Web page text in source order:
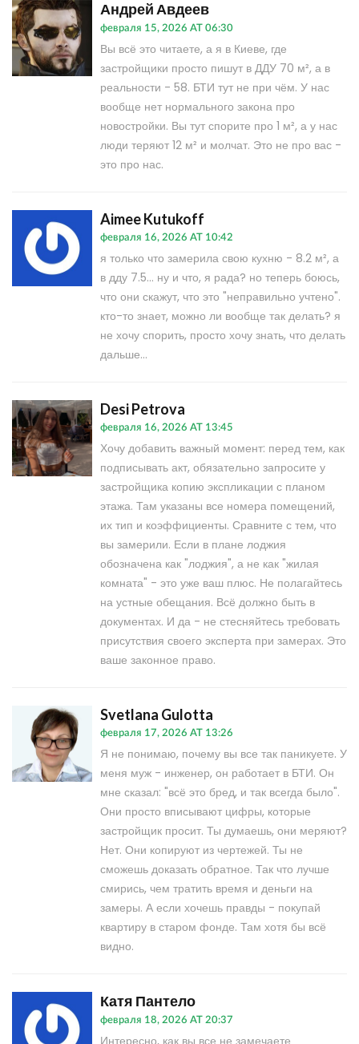
Андрей Авдеев
февраля 15, 2026 AT 06:30
Вы всё это читаете, а я в Киеве, где
застройщики просто пишут в ДДУ 70 м², а в
реальности - 58. БТИ тут не при чём. У нас
вообще нет нормального закона про
новостройки. Вы тут спорите про 1 м², а у нас
люди теряют 12 м² и молчат. Это не про вас -
это про нас.
Aimee Kutukoff
февраля 16, 2026 AT 10:42
я только что замерила свою кухню - 8.2 м², а
в дду 7.5... ну и что, я рада? но теперь боюсь,
что они скажут, что это "неправильно учтено".
кто-то знает, можно ли вообще так делать? я
не хочу спорить, просто хочу знать, что делать
дальше...
Desi Petrova
февраля 16, 2026 AT 13:45
Хочу добавить важный момент: перед тем, как
подписывать акт, обязательно запросите у
застройщика копию экспликации с планом
этажа. Там указаны все номера помещений,
их тип и коэффициенты. Сравните с тем, что
вы замерили. Если в плане лоджия
обозначена как "лоджия", а не как "жилая
комната" - это уже ваш плюс. Не полагайтесь
на устные обещания. Всё должно быть в
документах. И да - не стесняйтесь требовать
присутствия своего эксперта при замерах. Это
ваше законное право.
Svetlana Gulotta
февраля 17, 2026 AT 13:26
Я не понимаю, почему вы все так паникуете. У
меня муж - инженер, он работает в БТИ. Он
мне сказал: "всё это бред, и так всегда было".
Они просто вписывают цифры, которые
застройщик просит. Ты думаешь, они меряют?
Нет. Они копируют из чертежей. Ты не
сможешь доказать обратное. Так что лучше
смирись, чем тратить время и деньги на
замеры. А если хочешь правды - покупай
квартиру в старом фонде. Там хотя бы всё
видно.
Катя Пантело
февраля 18, 2026 AT 20:37